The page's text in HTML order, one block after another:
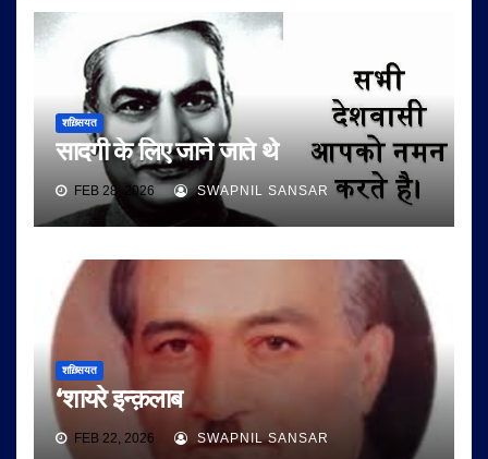
शख़्सियत
सादगी के लिए जाने जाते थे
FEB 28, 2026 SWAPNIL SANSAR
शख़्सियत
‘शायरे इन्क़लाब
FEB 22, 2026 SWAPNIL SANSAR